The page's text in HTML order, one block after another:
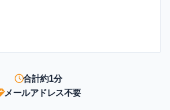
合計約1分
メールアドレス不要